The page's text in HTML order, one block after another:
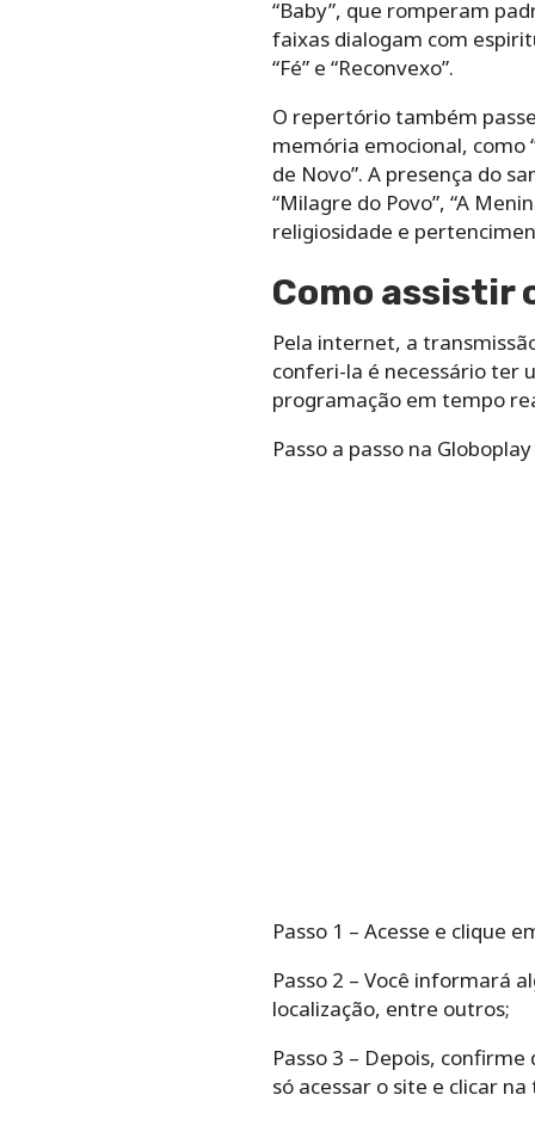
“Baby”, que romperam
faixas dialogam com
“Fé” e “Reconvexo”.
O repertório também
memória emocional, como
de Novo”. A presença do
“Milagre do Povo”, “A
religiosidade e
Como assistir
Pela internet, a
conferi-la é necessário ter
programação em tempo
Passo a passo na Globoplay
Passo 1 – Acesse e clique
Passo 2 – Você informará
localização, entre outros;
Passo 3 – Depois,
só acessar o site e clicar